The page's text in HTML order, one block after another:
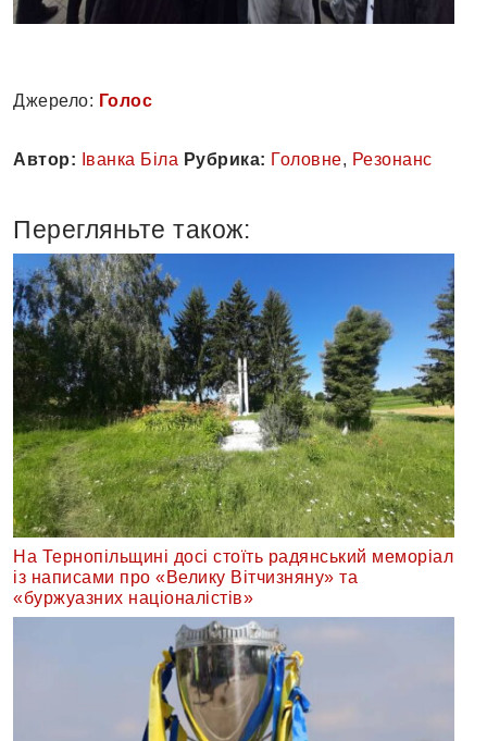
Джерело: Голос
Автор: Іванка Біла Рубрика: Головне, Резонанс
Перегляньте також:
На Тернопільщині досі стоїть радянський меморіал
із написами про «Велику Вітчизняну» та
«буржуазних націоналістів»